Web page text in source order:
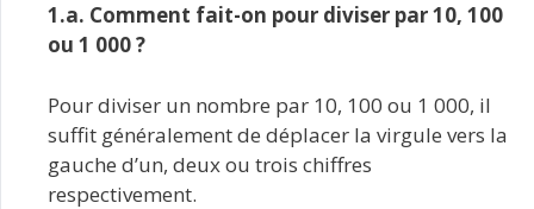
1.a. Comment fait-on pour diviser par 10, 100
ou 1 000 ?
Pour diviser un nombre par 10, 100 ou 1 000, il
suffit généralement de déplacer la virgule vers la
gauche d’un, deux ou trois chiffres
respectivement.